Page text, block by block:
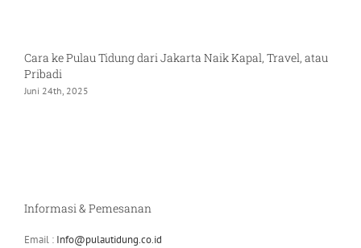
Cara ke Pulau Tidung dari Jakarta Naik Kapal, Travel, atau
Pribadi
Juni 24th, 2025
Informasi & Pemesanan
Email : Info@pulautidung.co.id